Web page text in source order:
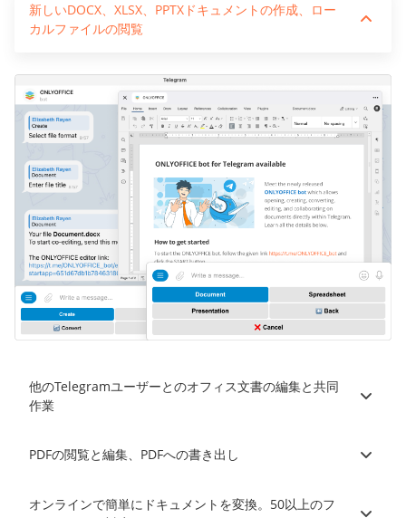
新しいDOCX、XLSX、PPTXドキュメントの作成、ロー
カルファイルの閲覧
他のTelegramユーザーとのオフィス文書の編集と共同
作業
PDFの閲覧と編集、PDFへの書き出し
オンラインで簡単にドキュメントを変換。50以上のフ